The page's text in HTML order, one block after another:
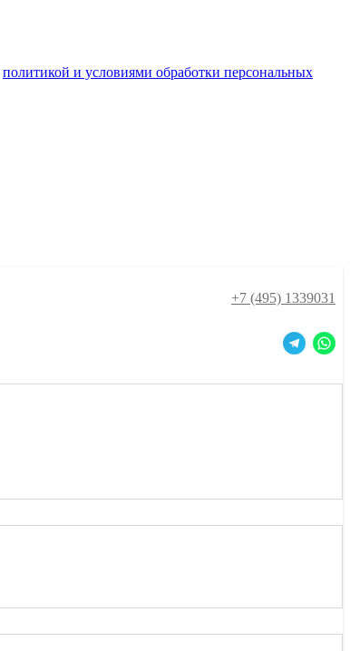
политикой и условиями обработки персональных
+7 (495) 1339031